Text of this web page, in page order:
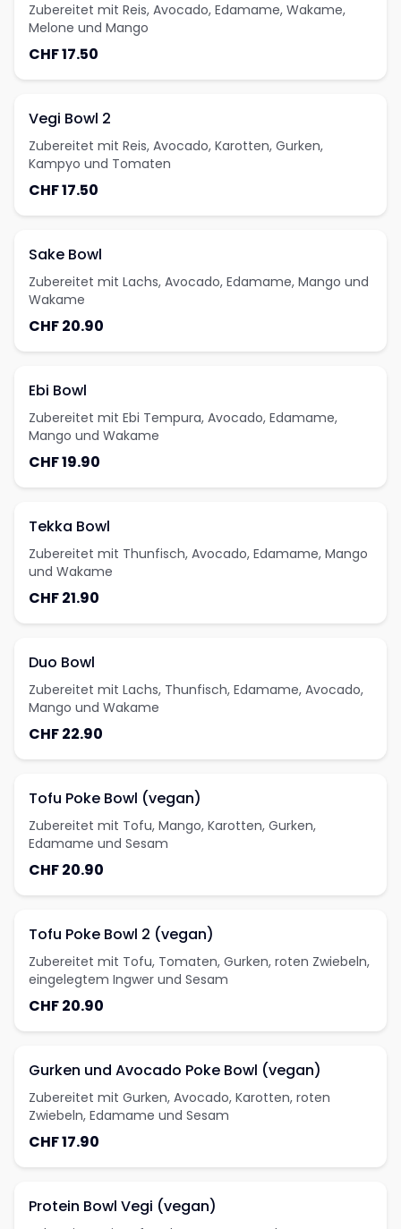
Zubereitet mit Reis, Avocado, Edamame, Wakame,
Melone und Mango
CHF 17.50
Vegi Bowl 2
Zubereitet mit Reis, Avocado, Karotten, Gurken,
Kampyo und Tomaten
CHF 17.50
Sake Bowl
Zubereitet mit Lachs, Avocado, Edamame, Mango und
Wakame
CHF 20.90
Ebi Bowl
Zubereitet mit Ebi Tempura, Avocado, Edamame,
Mango und Wakame
CHF 19.90
Tekka Bowl
Zubereitet mit Thunfisch, Avocado, Edamame, Mango
und Wakame
CHF 21.90
Duo Bowl
Zubereitet mit Lachs, Thunfisch, Edamame, Avocado,
Mango und Wakame
CHF 22.90
Tofu Poke Bowl (vegan)
Zubereitet mit Tofu, Mango, Karotten, Gurken,
Edamame und Sesam
CHF 20.90
Tofu Poke Bowl 2 (vegan)
Zubereitet mit Tofu, Tomaten, Gurken, roten Zwiebeln,
eingelegtem Ingwer und Sesam
CHF 20.90
Gurken und Avocado Poke Bowl (vegan)
Zubereitet mit Gurken, Avocado, Karotten, roten
Zwiebeln, Edamame und Sesam
CHF 17.90
Protein Bowl Vegi (vegan)